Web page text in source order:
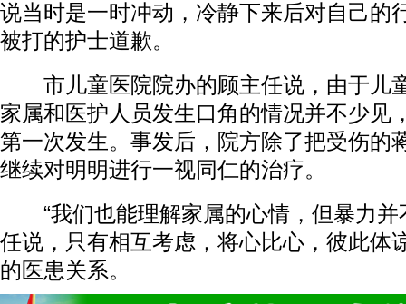
说当时是一时冲动，冷静下来后对自己的
被打的护士道歉。
市儿童医院院办的顾主任说，由于儿
家属和医护人员发生口角的情况并不少见
第一次发生。事发后，院方除了把受伤的
继续对明明进行一视同仁的治疗。
“我们也能理解家属的心情，但暴力并
任说，只有相互考虑，将心比心，彼此体
的医患关系。